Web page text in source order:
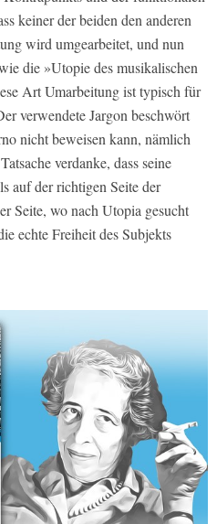
keiner der beiden den anderen
wird umgearbeitet, und nun
die »Utopie des musikalischen
Art Umarbeitung ist typisch für
verwendete Jargon beschwört
nicht beweisen kann, nämlich
verdanke, dass seine
auf der richtigen Seite der
Seite, wo nach Utopia gesucht
echte Freiheit des Subjekts